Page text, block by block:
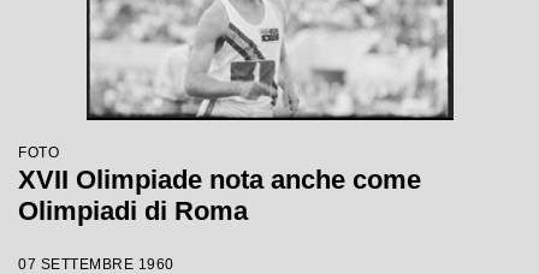
FOTO
XVII Olimpiade nota anche come
Olimpiadi di Roma
07 SETTEMBRE 1960